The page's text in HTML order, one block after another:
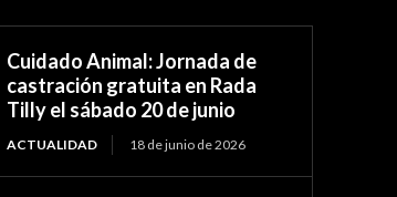
Cuidado Animal: Jornada de
castración gratuita en Rada
Tilly el sábado 20 de junio
ACTUALIDAD 18 de junio de 2026